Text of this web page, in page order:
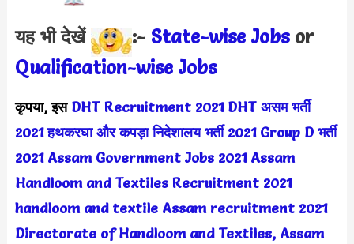
यह भी देखें :- State-wise Jobs or
Qualification-wise Jobs
कृपया, इस DHT Recruitment 2021 DHT असम भर्ती
2021हथकरघा और कपड़ा निदेशालय भर्ती 2021 Group D भर्ती
2021 Assam Government Jobs 2021 Assam
Handloom and Textiles Recruitment 2021
handloom and textile Assam recruitment 2021
Directorate of Handloom and Textiles, Assam